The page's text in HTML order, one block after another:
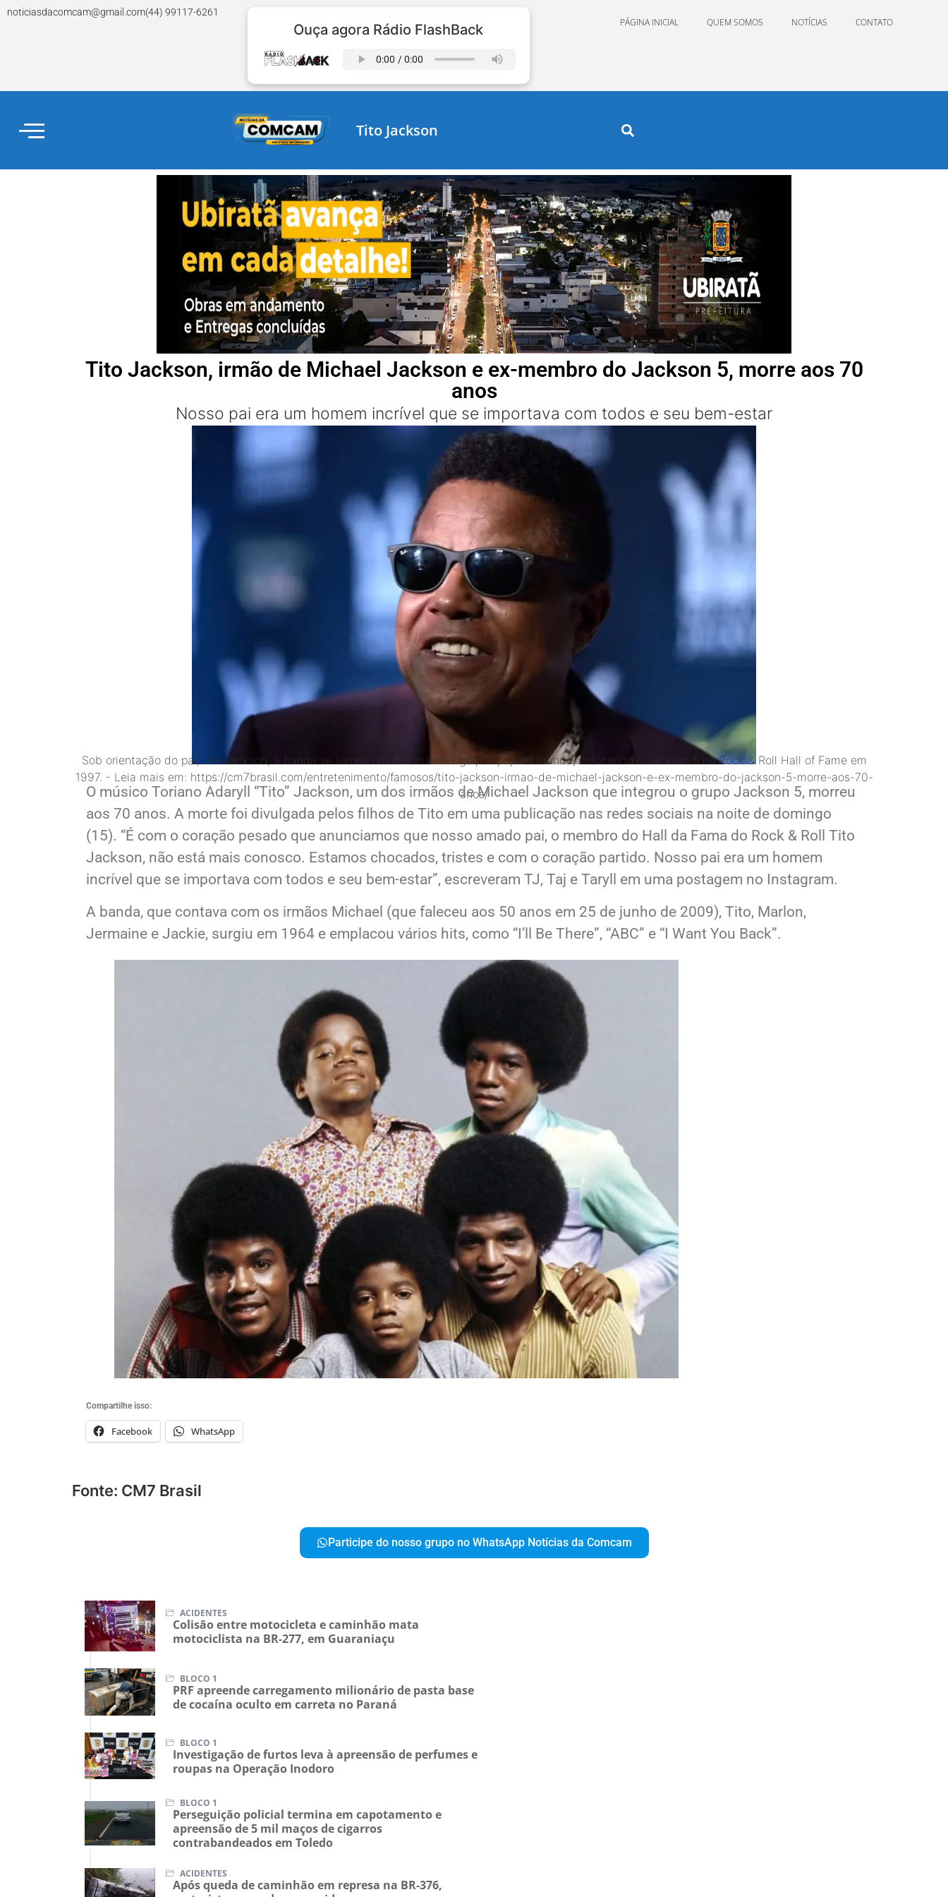
noticiasdacomcam@gmail.com(44) 99117-6261
Ouça agora Rádio FlashBack PÁGINA INICIAL QUEM SOMOS NOTÍCIAS CONTATO
Tito Jackson
Tito Jackson, irmão de Michael Jackson e ex-membro do Jackson 5, morre aos 70
anos
Nosso pai era um homem incrível que se importava com todos e seu bem-estar
Sob orientação do pai, Joe Jackson, a banda se tornou um dos maiores grupos pop do mundo, colocando o Jackson 5 no Rock & Roll Hall of Fame em
1997. - Leia mais em: https://cm7brasil.com/entretenimento/famosos/tito-jackson-irmao-de-michael-jackson-e-ex-membro-do-jackson-5-morre-aos-70-
anos/
O músico Toriano Adaryll “Tito” Jackson, um dos irmãos de Michael Jackson que integrou o grupo Jackson 5, morreu
aos 70 anos. A morte foi divulgada pelos filhos de Tito em uma publicação nas redes sociais na noite de domingo
(15). “É com o coração pesado que anunciamos que nosso amado pai, o membro do Hall da Fama do Rock & Roll Tito
Jackson, não está mais conosco. Estamos chocados, tristes e com o coração partido. Nosso pai era um homem
incrível que se importava com todos e seu bem-estar”, escreveram TJ, Taj e Taryll em uma postagem no Instagram.
A banda, que contava com os irmãos Michael (que faleceu aos 50 anos em 25 de junho de 2009), Tito, Marlon,
Jermaine e Jackie, surgiu em 1964 e emplacou vários hits, como “I’ll Be There”, “ABC” e “I Want You Back”.
Compartilhe isso:
Facebook WhatsApp
Fonte: CM7 Brasil
Participe do nosso grupo no WhatsApp Notícias da Comcam
ACIDENTES
Colisão entre motocicleta e caminhão mata
motociclista na BR-277, em Guaraniaçu
BLOCO 1
PRF apreende carregamento milionário de pasta base
de cocaína oculto em carreta no Paraná
BLOCO 1
Investigação de furtos leva à apreensão de perfumes e
roupas na Operação Inodoro
BLOCO 1
Perseguição policial termina em capotamento e
apreensão de 5 mil maços de cigarros
contrabandeados em Toledo
ACIDENTES
Após queda de caminhão em represa na BR-376,